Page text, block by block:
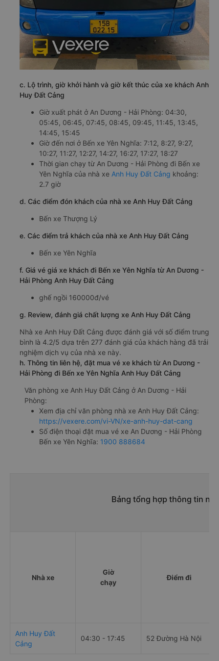
c. Lộ trình, giờ khởi hành và giờ kết thúc của xe khách Anh
Huy Đất Cảng
Giờ xuất phát ở An Dương - Hải Phòng: 04:30,
05:45, 06:45, 07:45, 08:45, 09:45, 11:45, 13:45,
14:45, 15:45
Giờ đến nơi ở Bến xe Yên Nghĩa: 7:12, 8:27, 9:27,
10:27, 11:27, 12:27, 14:27, 16:27, 17:27, 18:27
Thời gian chạy từ An Dương - Hải Phòng đi Bến xe
Yên Nghĩa của nhà xe Anh Huy Đất Cảng khoảng:
2.7 giờ
d. Các điểm đón khách của nhà xe Anh Huy Đất Cảng
Bến xe Thượng Lý
e. Các điểm trả khách của nhà xe Anh Huy Đất Cảng
Bến xe Yên Nghĩa
f. Giá vé giá xe khách đi Bến xe Yên Nghĩa từ An Dương -
Hải Phòng Anh Huy Đất Cảng
ghế ngồi 160000đ/vé
g. Review, đánh giá chất lượng xe Anh Huy Đất Cảng
Nhà xe Anh Huy Đất Cảng được đánh giá với số điểm trung
bình là 4.2/5 dựa trên 277 đánh giá của khách hàng đã trải
nghiệm dịch vụ của nhà xe này.
h. Thông tin liên hệ, đặt mua vé xe khách từ An Dương -
Hải Phòng đi Bến xe Yên Nghĩa Anh Huy Đất Cảng
Văn phòng xe Anh Huy Đất Cảng ở An Dương - Hải
Phòng:
Xem địa chỉ văn phòng nhà xe Anh Huy Đất Cảng:
https://vexere.com/vi-VN/xe-anh-huy-dat-cang
Số điện thoại đặt mua vé xe An Dương - Hải Phòng
Bến xe Yên Nghĩa: 1900 888684
Bảng tổng hợp thông tin
Nhà xe
Giờ
chạy
Điểm đi
Anh Huy Đất
Cảng
04:30 - 17:45 52 Đường Hà Nội